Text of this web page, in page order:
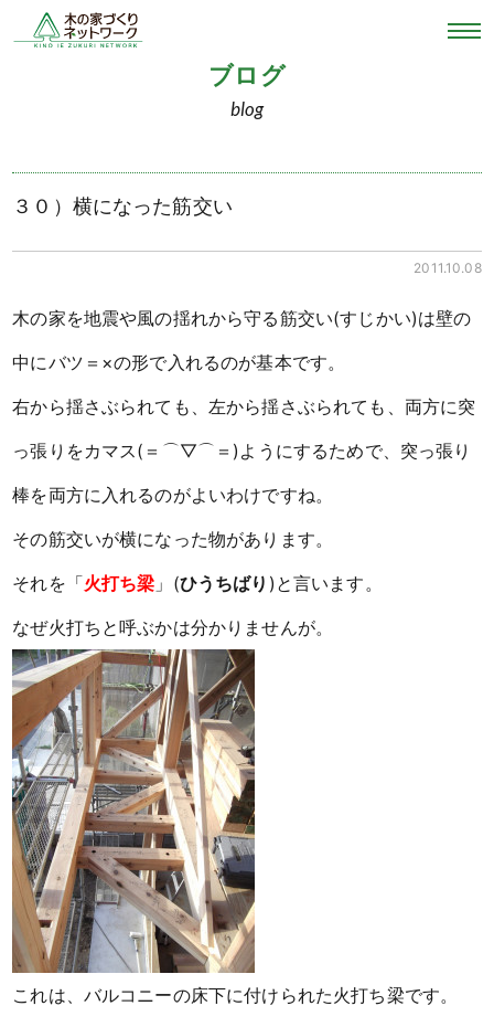
ブログ
blog
３０）横になった筋交い
2011.10.08
木の家を地震や風の揺れから守る筋交い(すじかい)は壁の
中にバツ＝×の形で入れるのが基本です。
右から揺さぶられても、左から揺さぶられても、両方に突
っ張りをカマス(＝⌒▽⌒＝)ようにするためで、突っ張り
棒を両方に入れるのがよいわけですね。
その筋交いが横になった物があります。
それを「火打ち梁 」(ひうちばり )と言います。
なぜ火打ちと呼ぶかは分かりませんが。
これは、バルコニーの床下に付けられた火打ち梁です。